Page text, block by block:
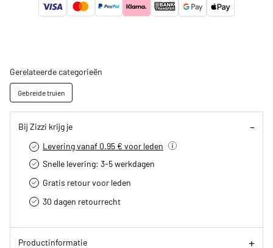
Gerelateerde categorieën
Gebreide truien
Bij Zizzi krijg je
Levering vanaf 0.95 € voor leden
Snelle levering: 3-5 werkdagen
Gratis retour voor leden
30 dagen retourrecht­
Productinformatie